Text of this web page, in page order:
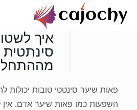
איך
פאות שיער סינטטי טובות יכולות
השפעות כמו פאות שיער אדם.